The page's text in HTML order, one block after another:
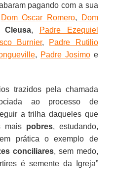
pagando com a sua
Dom Oscar Romero, Dom
Cleusa,
Padre Ezequiel
Burnier, Padre Rutilio
, Padre Josimoe
trazidos pela chamada
ao processo de
a trilha daqueles que
mais pobres, estudando,
prática o exemplo de
conciliares, sem medo,
é semente da Igreja”